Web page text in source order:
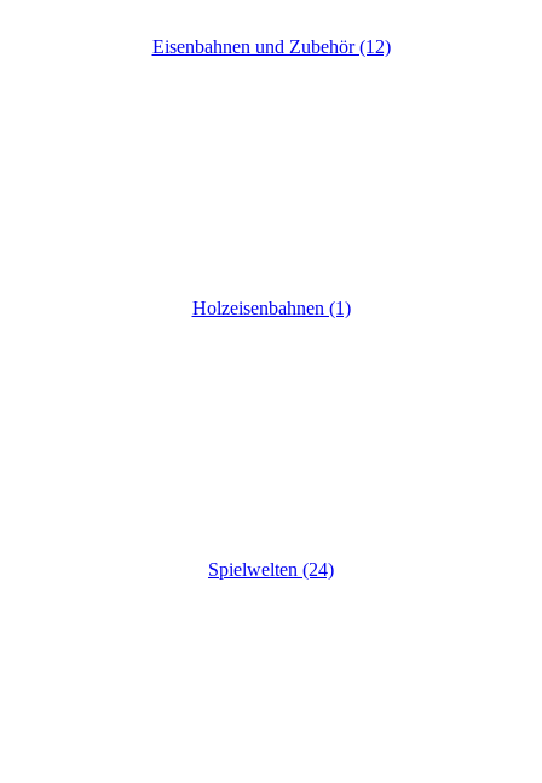
Eisenbahnen und Zubehör (12)
Holzeisenbahnen (1)
Spielwelten (24)